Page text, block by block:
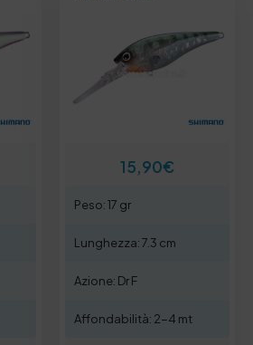
15,90€
Peso: 17 gr
Lunghezza: 7.3 cm
Azione: Dr F
Affondabilità: 2-4 mt